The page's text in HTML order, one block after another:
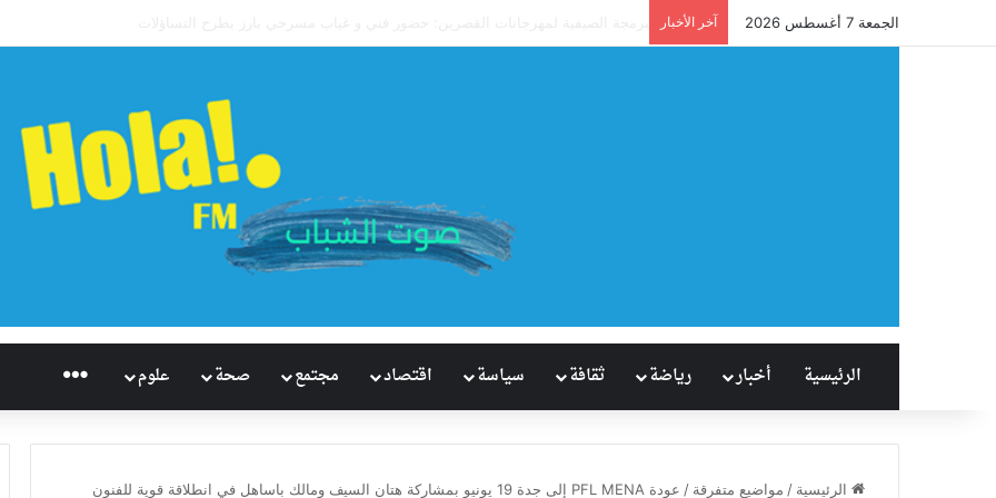
الجمعة 7 أغسطس 2026 آخر الأخبار
الرئيسية أخبار رياضة ثقافة سياسة اقتصاد مجتمع صحة علوم راديو هُلاَ‎
الرئيسية / مواضيع متفرقة /
عودة PFL MENA إلى جدة 19 يونيو بمشاركة هتان السيف ومالك باساهل في انطلاقة قوية للفنون